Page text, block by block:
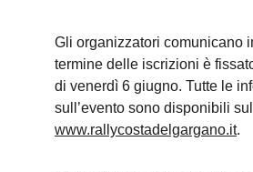
Gli organizzatori comunicano
termine delle iscrizioni è
di venerdì 6 giugno. Tutte le
sull’evento sono disponibili
www.rallycostadelgargano.it.